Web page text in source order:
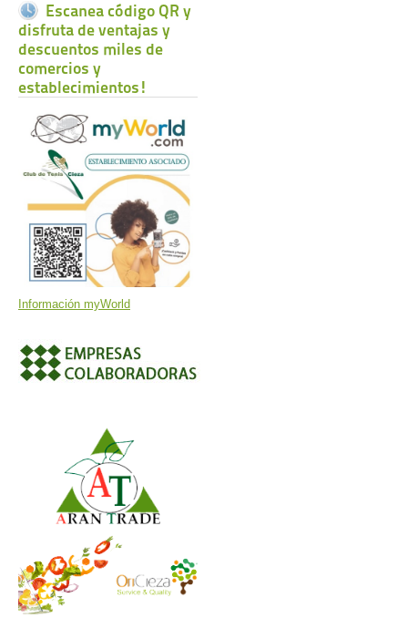
Escanea código QR y
disfruta de ventajas y
descuentos miles de
comercios y
establecimientos!
Información myWorld